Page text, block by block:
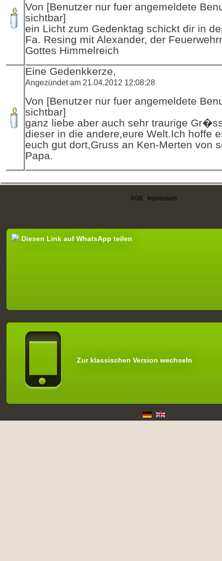
Von [Benutzer nur fuer angemeldete
sichtbar]
ein Licht zum Gedenktag schickt dir in
Fa. Resing mit Alexander, der
Gottes Himmelreich
Eine Gedenkkerze,
Angezündet am 21.04.2012 12:08:28
Von [Benutzer nur fuer angemeldete
sichtbar]
ganz liebe aber auch sehr traurige
dieser in die andere,eure Welt.Ich hoffe
euch gut dort,Gruss an Ken-Merten von
Papa.
AGB Impressum
Diesen Link auf WhatsApp teilen
Zur klassischen Version wechseln